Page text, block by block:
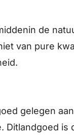
de
van pure
gelegen
Ditlandgoed is